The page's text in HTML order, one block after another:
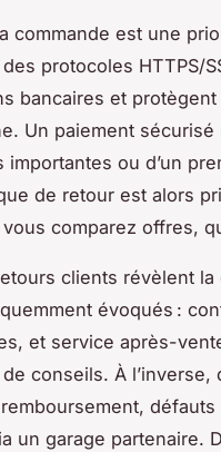
commande est une
protocoles HTTPS/
bancaires et
Un paiement
importantes ou d’un
de retour est alors
comparez offres,
clients révèlent
évoqués :
et service après-
conseils. À
un garage partenaire.